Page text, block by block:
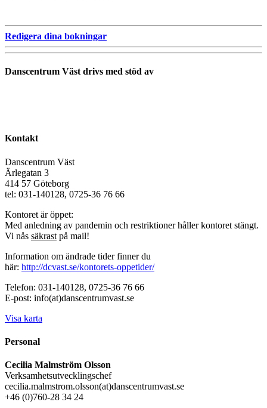
Redigera dina bokningar
Danscentrum Väst drivs med stöd av
Kontakt
Danscentrum Väst
Ärlegatan 3
414 57 Göteborg
tel: 031-140128, 0725-36 76 66
Kontoret är öppet:
Med anledning av pandemin och restriktioner håller kontoret stängt.
Vi nås säkrast på mail!
Information om ändrade tider finner du
här: http://dcvast.se/kontorets-oppetider/
Telefon: 031-140128, 0725-36 76 66
E-post: info(at)danscentrumvast.se
Visa karta
Personal
Cecilia Malmström Olsson
Verksamhetsutvecklingschef
cecilia.malmstrom.olsson(at)danscentrumvast.se
+46 (0)760-28 34 24